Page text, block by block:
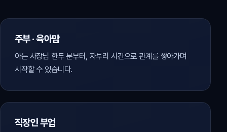
주부 · 육아맘
아는 사장님 한두 분부터, 자투리 시간으로 관계를 쌓아가며
시작할 수 있습니다.
직장인 부업